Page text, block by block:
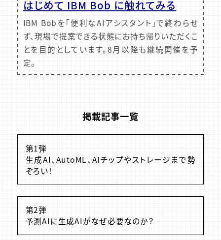
はじめて IBM Bob に触れてみる
IBM Bobを「便利なAIアシスタント」で終わらせ
ず、現場で提案できる状態にお持ち帰りいただくこ
とを目的としています。8月以降も継続開催を予
定。
掲載記事一覧
第1弾
生成AI、AutoML、AIチップやストレージまで勢
ぞろい！
第2弾
予測AIに生成AIがなぜ必要なのか？